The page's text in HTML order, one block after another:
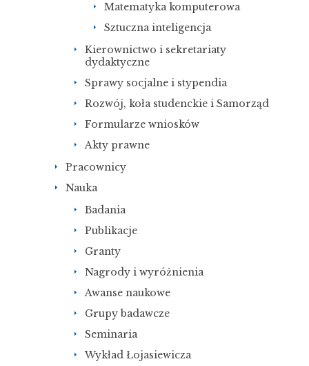
Matematyka komputerowa
Sztuczna inteligencja
Kierownictwo i sekretariaty
dydaktyczne
Sprawy socjalne i stypendia
Rozwój, koła studenckie i Samorząd
Formularze wniosków
Akty prawne
Pracownicy
Nauka
Badania
Publikacje
Granty
Nagrody i wyróżnienia
Awanse naukowe
Grupy badawcze
Seminaria
Wykład Łojasiewicza